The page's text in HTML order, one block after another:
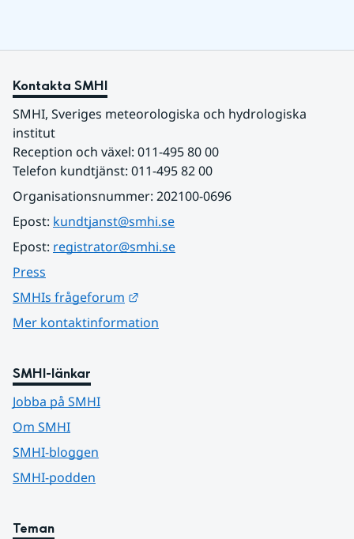
Kontakta SMHI
SMHI, Sveriges meteorologiska och hydrologiska
institut
Reception och växel: 011-495 80 00
Telefon kundtjänst: 011-495 82 00
Organisationsnummer: 202100-0696
Epost: kundtjanst@smhi.se
Epost: registrator@smhi.se
Press
SMHIs frågeforum
Mer kontaktinformation
SMHI-länkar
Jobba på SMHI
Om SMHI
SMHI-bloggen
SMHI-podden
Teman